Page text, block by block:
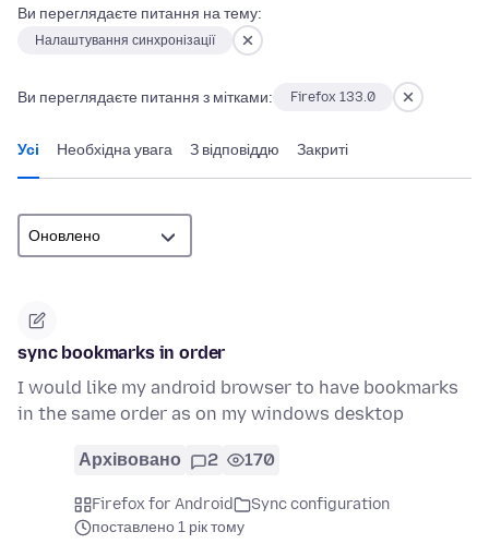
Ви переглядаєте питання на тему:
Налаштування синхронізації
Ви переглядаєте питання з мітками: Firefox 133.0
Усі Необхідна увага З відповіддю Закриті
sync bookmarks in order
I would like my android browser to have bookmarks
in the same order as on my windows desktop
Архівовано 2 170
Firefox for Android
Sync configuration
поставлено 1 рік тому